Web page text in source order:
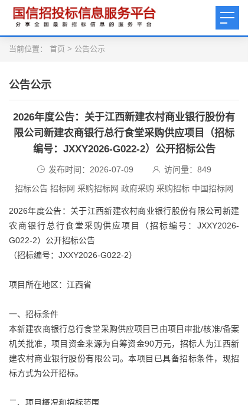
当前位置： 首页 > 公告公示
公告公示
2026年度公告：关于江西新建农村商业银行股份有
限公司新建农商银行总行食堂采购供应项目（招标
编号：JXXY2026-G022-2）公开招标公告
发布时间：2026-07-09 访问量： 849
招标公告 招标网 采购招标网 政府采购 采购招标 中国招标网
2026年度公告：关于江西新建农村商业银行股份有限公司新建
农商银行总行食堂采购供应项目（招标编号：JXXY2026-
G022-2）公开招标公告
（招标编号：JXXY2026-G022-2）
项目所在地区：江西省
一、招标条件
本新建农商银行总行食堂采购供应项目已由项目审批/核准/备案
机关批准，项目资金来源为自筹资金90万元，招标人为江西新
建农村商业银行股份有限公司。本项目已具备招标条件，现招
标方式为公开招标。
二、项目概况和招标范围